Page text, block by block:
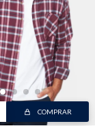
COMPRAR